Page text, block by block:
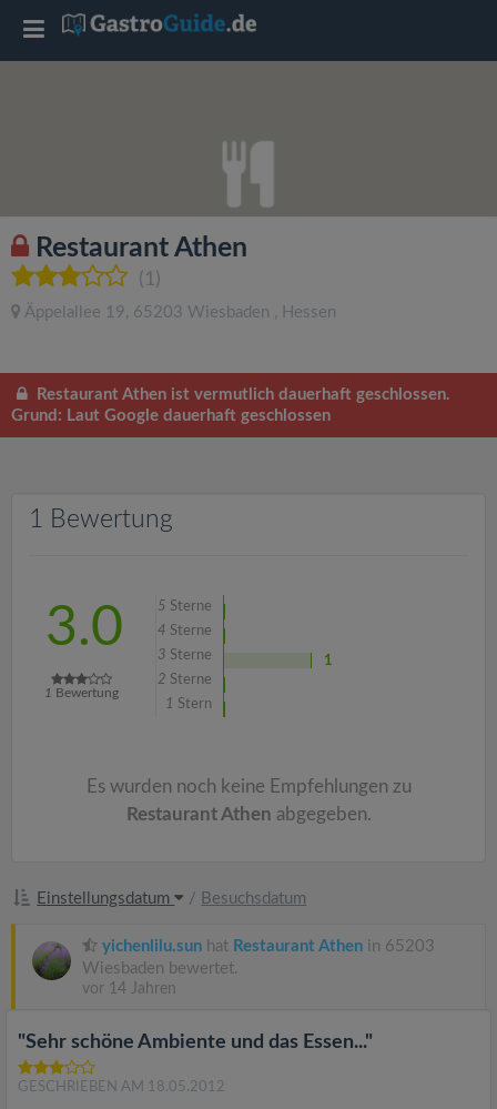
Restaurant Athen
(1)
Äppelallee 19, 65203 Wiesbaden , Hessen
Restaurant Athen ist vermutlich dauerhaft geschlossen.
Grund: Laut Google dauerhaft geschlossen
1 Bewertung
3.0
1 Bewertung
5 Sterne
4 Sterne
3 Sterne
1
2 Sterne
1 Stern
Es wurden noch keine Empfehlungen zu
Restaurant Athen abgegeben.
Einstellungsdatum / Besuchsdatum
yichenlilu.sun hat Restaurant Athen in 65203
Wiesbaden bewertet.
vor 14 Jahren
"Sehr schöne Ambiente und das Essen..."
GESCHRIEBEN AM 18.05.2012
T
l
e
a
g
a
n